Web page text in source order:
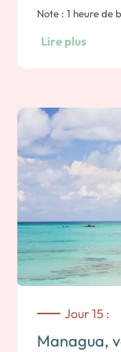
rafraîchir avec
Note : 1 heure de
Nuit a Managua.
Lire plus
Jour 15 :
Managua,